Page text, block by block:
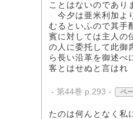
ことはないのであり
今夕は亜米利加よ
むるといふので其手
賓に対しては主人の
の人に委托して此御
ら長い沿革を御述べ
客とはせぬと言はれ
- 第44巻 p.293 - ペ
たのは何んとなく私